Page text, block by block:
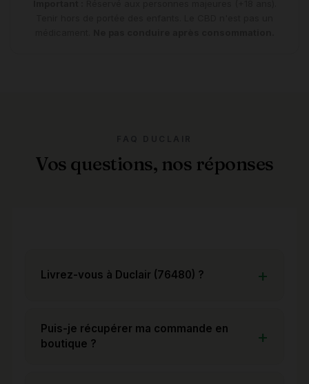
Vos questions, nos réponses
Livrez-vous à Duclair (76480) ?
Puis-je récupérer ma commande en
boutique ?